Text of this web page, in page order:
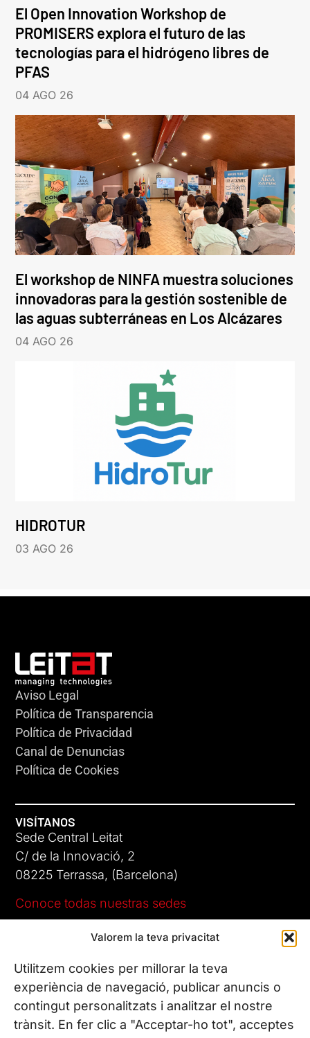
Valorem la teva privacitat
Utilitzem cookies per millorar la teva
experiència de navegació, publicar anuncis o
contingut personalitzats i analitzar el nostre
trànsit. En fer clic a "Acceptar-ho tot", acceptes
El Open Innovation Workshop de
PROMISERS explora el futuro de las
tecnologías para el hidrógeno libres de
PFAS
04 AGO 26
El workshop de NINFA muestra soluciones
innovadoras para la gestión sostenible de
las aguas subterráneas en Los Alcázares
04 AGO 26
HIDROTUR
03 AGO 26
Aviso Legal
Política de Transparencia
Política de Privacidad
Canal de Denuncias
Política de Cookies
VISÍTANOS
Sede Central Leitat
C/ de la Innovació, 2
08225 Terrassa, (Barcelona)
Conoce todas nuestras sedes
Tel. (+34) 937 882 300
SÍGUENOS